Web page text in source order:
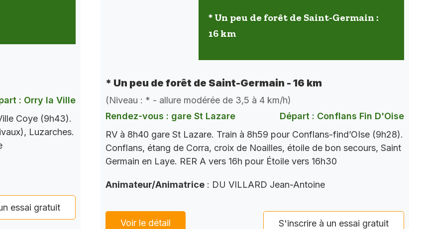
: Orry la Ville
Coye (9h43).
Luzarches.
essai gratuit
* Un peu de forêt de Saint-Germain :
16 km
* Un peu de forêt de Saint-Germain - 16 km
(Niveau : * - allure modérée de 3,5 à 4 km/h)
Rendez-vous : gare St Lazare
Départ : Conflans Fin D'Oise
RV à 8h40 gare St Lazare. Train à 8h59 pour Conflans-find’OIse (9h28).
Conflans, étang de Corra, croix de Noailles, étoile de bon secours, Saint
Germain en Laye. RER A vers 16h pour Étoile vers 16h30
Animateur/Animatrice : DU VILLARD Jean-Antoine
Voir le détail S'inscrire à un essai gratuit